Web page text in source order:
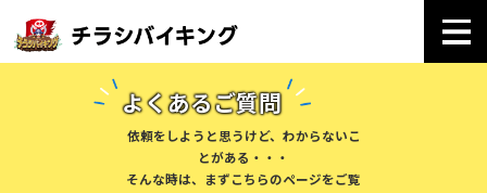
よくあるご質問
依頼をしようと思うけど、わからないこ
とがある・・・
そんな時は、まずこちらのページをご覧